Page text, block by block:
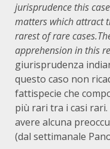
jurisprudence this
matters which attract
rarest of rare cases.
apprehension in this
giurisprudenza
questo caso non
fattispecie che
più rari tra i casi
avere alcuna
(dal settimanale